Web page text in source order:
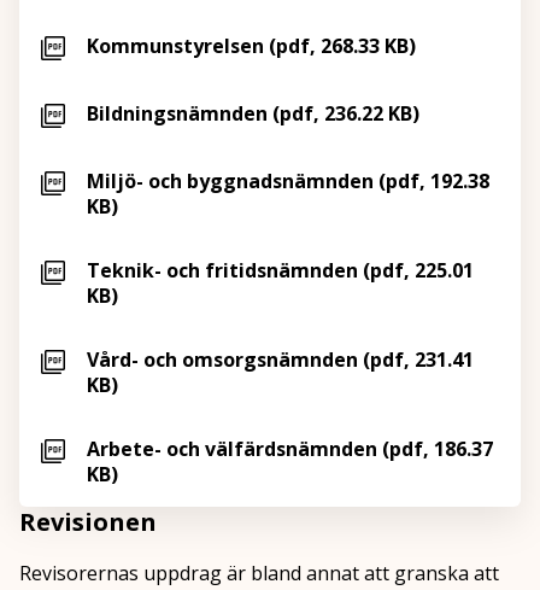
Kommunstyrelsen (pdf, 268.33 KB)
Bildningsnämnden (pdf, 236.22 KB)
Miljö- och byggnadsnämnden (pdf, 192.38
KB)
Teknik- och fritidsnämnden (pdf, 225.01
KB)
Vård- och omsorgsnämnden (pdf, 231.41
KB)
Arbete- och välfärdsnämnden (pdf, 186.37
KB)
Revisionen
Revisorernas uppdrag är bland annat att granska att